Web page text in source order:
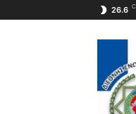
26.6 C